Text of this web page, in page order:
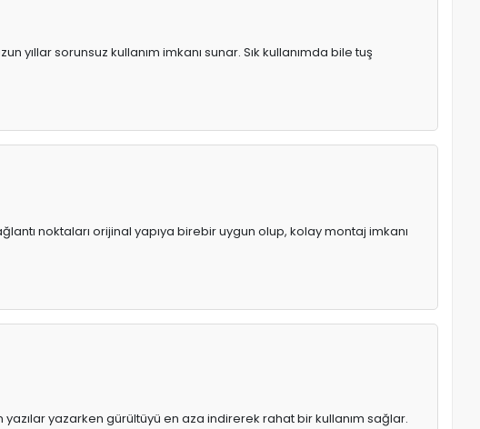
yıllar sorunsuz kullanım imkanı sunar. Sık kullanımda bile tuş
noktaları orijinal yapıya birebir uygun olup, kolay montaj imkanı
yazarken gürültüyü en aza indirerek rahat bir kullanım sağlar.